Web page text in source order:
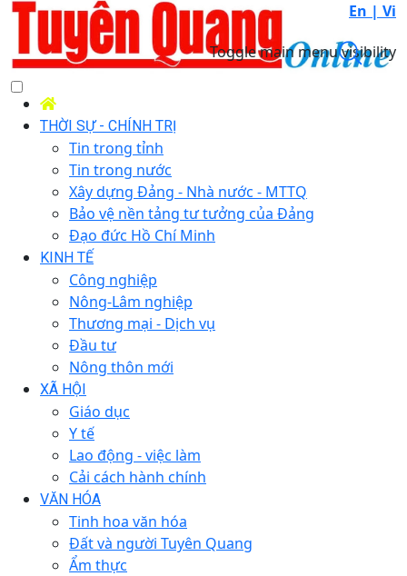
En | Vi
Toggle main menu visibility
THỜI SỰ - CHÍNH TRỊ
Tin trong tỉnh
Tin trong nước
Xây dựng Đảng - Nhà nước - MTTQ
Bảo vệ nền tảng tư tưởng của Đảng
Đạo đức Hồ Chí Minh
KINH TẾ
Công nghiệp
Nông-Lâm nghiệp
Thương mại - Dịch vụ
Đầu tư
Nông thôn mới
XÃ HỘI
Giáo dục
Y tế
Lao động - việc làm
Cải cách hành chính
VĂN HÓA
Tinh hoa văn hóa
Đất và người Tuyên Quang
Ẩm thực